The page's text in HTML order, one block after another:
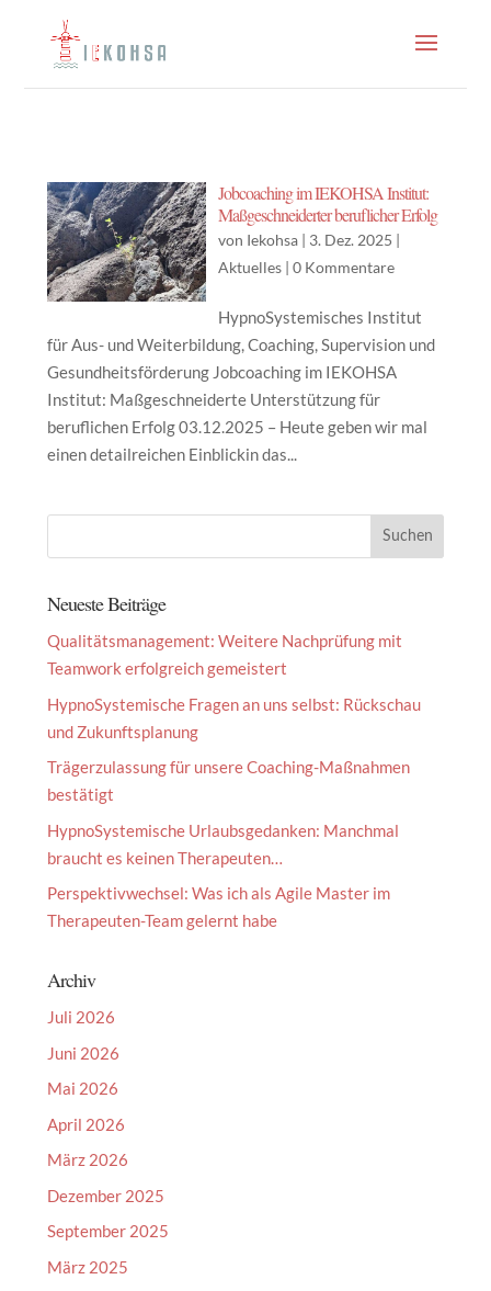
Jobcoaching im IEKOHSA Institut:
Maßgeschneiderter beruflicher Erfolg
von Iekohsa| 3. Dez. 2025 |
Aktuelles| 0 Kommentare
HypnoSystemisches Institut
für Aus- und Weiterbildung, Coaching, Supervision und
Gesundheitsförderung Jobcoaching im IEKOHSA
Institut: Maßgeschneiderte Unterstützung für
beruflichen Erfolg 03.12.2025 – Heute geben wir mal
einen detailreichen Einblickin das...
Neueste Beiträge
Qualitätsmanagement: Weitere Nachprüfung mit
Teamwork erfolgreich gemeistert
HypnoSystemische Fragen an uns selbst: Rückschau
und Zukunftsplanung
Trägerzulassung für unsere Coaching-Maßnahmen
bestätigt
HypnoSystemische Urlaubsgedanken: Manchmal
braucht es keinen Therapeuten…
Perspektivwechsel: Was ich als Agile Master im
Therapeuten-Team gelernt habe
Archiv
Juli 2026
Juni 2026
Mai 2026
April 2026
März 2026
Dezember 2025
September 2025
März 2025